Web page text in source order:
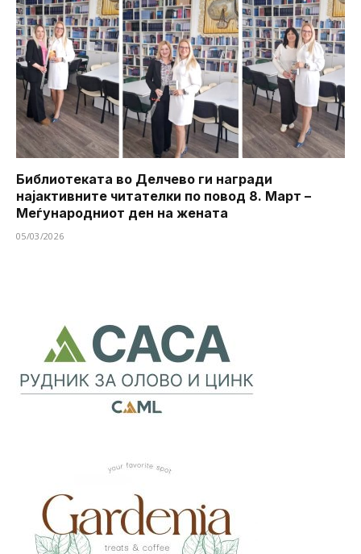
Библиотеката во Делчево ги награди
најактивните читателки по повод 8. Март –
Меѓународниот ден на жената
05/03/2026